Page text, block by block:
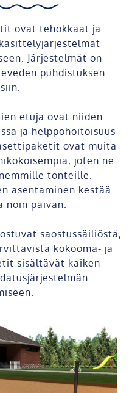
ovat tehokkaat ja
Järjestelmät on
puhdistuksen
etuja ovat niiden
ja helppohoitoisuus
ovat muita
joten ne
tonteille.
asentaminen kestää
noin päivän.
saostussäiliöstä,
kokooma- ja
sisältävät kaiken